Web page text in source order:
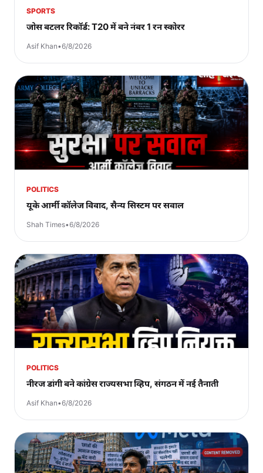
SPORTS
जोस बटलर रिकॉर्ड: T20 में बने नंबर 1 रन स्कोरर
Asif Khan•6/8/2026
POLITICS
यूके आर्मी कॉलेज विवाद, सैन्य सिस्टम पर सवाल
Shah Times•6/8/2026
POLITICS
नीरज डांगी बने कांग्रेस राज्यसभा व्हिप, संगठन में नई तैनाती
Asif Khan•6/8/2026